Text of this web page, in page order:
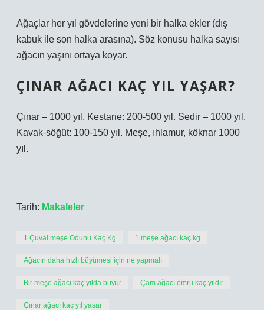
Ağaçlar her yıl gövdelerine yeni bir halka ekler (dış
kabuk ile son halka arasına). Söz konusu halka sayısı
ağacın yaşını ortaya koyar.
ÇINAR AĞACI KAÇ YIL YAŞAR?
Çınar – 1000 yıl. Kestane: 200-500 yıl. Sedir – 1000 yıl.
Kavak-söğüt: 100-150 yıl. Meşe, ıhlamur, köknar 1000
yıl.
Tarih: Makaleler
1 Çuval meşe Odunu Kaç Kg 1 meşe ağacı kaç kg
Ağacın daha hızlı büyümesi için ne yapmalı
Bir meşe ağacı kaç yılda büyür Çam ağacı ömrü kaç yıldır
Çınar ağacı kaç yıl yaşar